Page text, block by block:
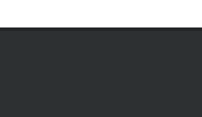
en orden de aparición
Ramón Biedma,
Corrales y Ledicia